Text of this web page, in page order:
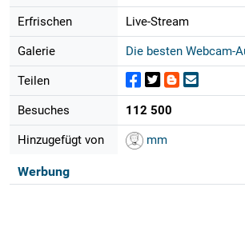
Erfrischen Live-Stream
Galerie Die besten Webcam-
Teilen
Besuches 112 500
Hinzugefügt von mm
Werbung